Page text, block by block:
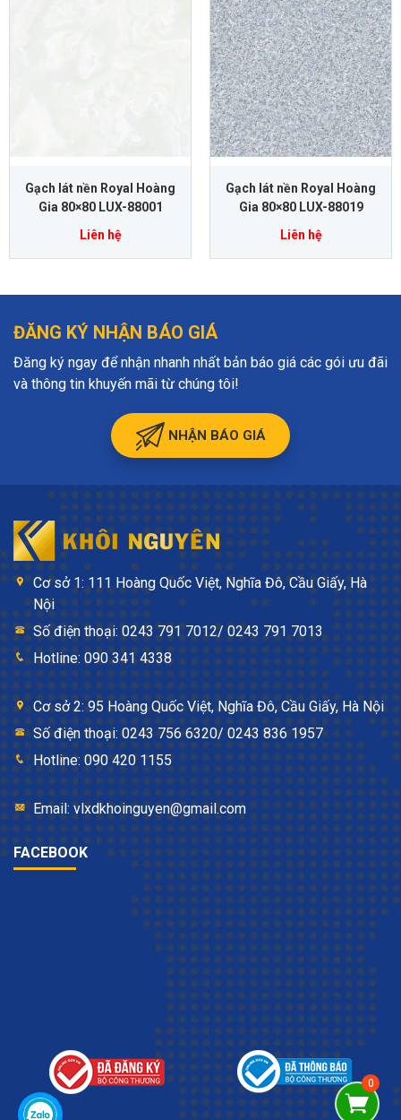
Gạch lát nền Royal Hoàng
Gia 80×80 LUX-88001
Liên hệ
Gạch lát nền Royal Hoàng
Gia 80×80 LUX-88019
Liên hệ
ĐĂNG KÝ NHẬN BÁO GIÁ
Đăng ký ngay để nhận nhanh nhất bản báo giá các gói ưu đãi
và thông tin khuyến mãi từ chúng tôi!
NHẬN BÁO GIÁ
Cơ sở 1: 111 Hoàng Quốc Việt, Nghĩa Đô, Cầu Giấy, Hà
Nội
Số điện thoại: 0243 791 7012/ 0243 791 7013
Hotline: 090 341 4338
Cơ sở 2: 95 Hoàng Quốc Việt, Nghĩa Đô, Cầu Giấy, Hà Nội
Số điện thoại: 0243 756 6320/ 0243 836 1957
Hotline: 090 420 1155
Email: vlxdkhoinguyen@gmail.com
FACEBOOK